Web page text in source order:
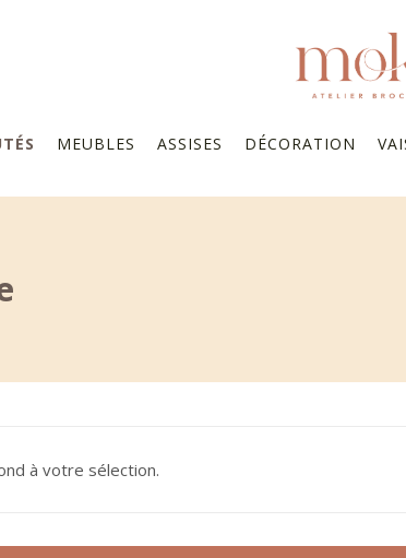
MEUBLES ASSISES DÉCORATION
à votre sélection.